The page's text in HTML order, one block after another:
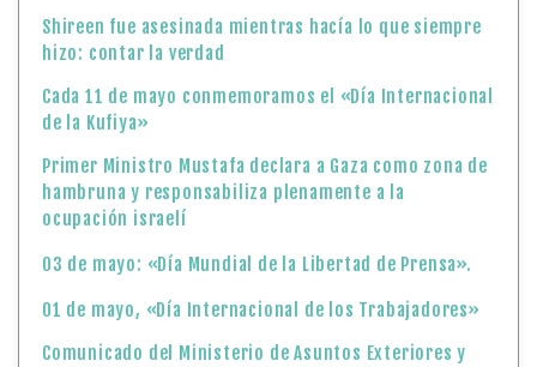
Shireen fue asesinada mientras hacía lo que siempre
hizo: contar la verdad
Cada 11 de mayo conmemoramos el «Día Internacional
de la Kufiya»
Primer Ministro Mustafa declara a Gaza como zona de
hambruna y responsabiliza plenamente a la
ocupación israelí
03 de mayo: «Día Mundial de la Libertad de Prensa».
01 de mayo, «Día Internacional de los Trabajadores»
Comunicado del Ministerio de Asuntos Exteriores y